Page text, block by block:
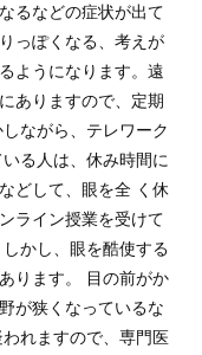
るなどの症状が出て
っぽくなる、考えが
ようになります。遠
ありますので、定期
ながら、テレワーク
る人は、休み時間に
どして、眼を全 く休
ライン授業を受けて
かし、眼を酷使する
ります。 目の前がか
が狭くなっているな
れますので、専門医